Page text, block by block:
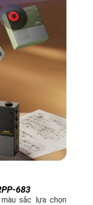
683
sắc lựa chọn